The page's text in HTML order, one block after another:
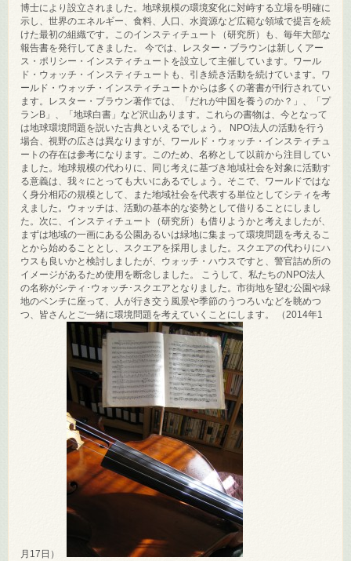
博士により設立されました。地球規模の環境変化に対峙する立場を明確に
示し、世界のエネルギー、食料、人口、水資源など広範な領域で提言を続
けた最初の組織です。このインスティチュート（研究所）も、毎年大部な
報告書を発行してきました。 今では、レスター・ブラウンは新しくアー
ス・ポリシー・インスティチュートを設立して主催しています。ワール
ド・ウォッチ・インスティチュートも、引き続き活動を続けています。ワ
ールド・ウォッチ・インスティチュートからは多くの著書が刊行されてい
ます。レスター・ブラウン著作では、「だれが中国を養うのか？」、「プ
ランB」、「地球白書」など沢山あります。これらの書物は、今となって
は地球環境問題を説いた古典といえるでしょう。 NPO法人の活動を行う
場合、視野の広さは異なりますが、ワールド・ウォッチ・インスティチュ
ートの存在は参考になります。このため、名称として以前から注目してい
ました。地球規模の代わりに、同じ考えに基づき地域社会を対象に活動す
る意義は、我々にとっても大いにあるでしょう。そこで、ワールドではな
く身分相応の規模として、また地域社会を代表する単位としてシティを考
えました。ウォッチは、活動の基本的な姿勢として借りることにしまし
た。次に、インスティチュート（研究所）も借りようかと考えましたが、
まずは地域の一画にある公園あるいは緑地に集まって環境問題を考えるこ
とから始めることとし、スクエアを採用しました。スクエアの代わりにハ
ウスも良いかと検討しましたが、ウォッチ・ハウスですと、警官詰め所の
イメージがあるため使用を断念しました。 こうして、私たちのNPO法人
の名称がシティ･ウォッチ･スクエアとなりました。市街地を望む公園や緑
地のベンチに座って、人が行き交う風景や季節のうつろいなどを眺めつ
つ、皆さんとご一緒に環境問題を考えていくことにします。 （2014年1
月17日）